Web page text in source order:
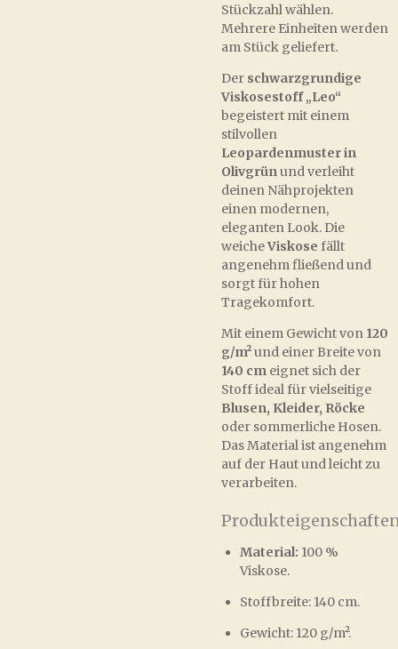
Stückzahl wählen.
Mehrere Einheiten werden
am Stück geliefert.
Der schwarzgrundige
Viskosestoff „Leo“
begeistert mit einem
stilvollen
Leopardenmuster in
Olivgrünund verleiht
deinen Nähprojekten
einen modernen,
eleganten Look. Die
weicheViskose fällt
angenehm fließend und
sorgt für hohen
Tragekomfort.
Mit einem Gewicht von 120
g/m²und einer Breite von
140 cm eignet sich der
Stoff ideal für vielseitige
Blusen, Kleider, Röcke
oder sommerliche Hosen.
Das Material ist angenehm
auf der Haut und leicht zu
verarbeiten.
Material: 100 %
Viskose.
Stoffbreite: 140 cm.
Gewicht: 120 g/m².